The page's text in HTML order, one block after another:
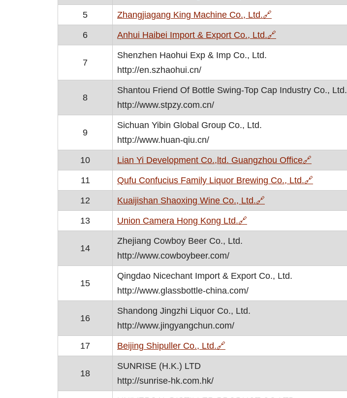
5 Zhangjiagang King Machine Co., Ltd.🔗
6 Anhui Haibei Import & Export Co., Ltd.🔗
7
Shenzhen Haohui Exp & Imp Co., Ltd.
http://en.szhaohui.cn/
8
Shantou Friend Of Bottle Swing-Top Cap Industry Co., Ltd.
http://www.stpzy.com.cn/
9
Sichuan Yibin Global Group Co., Ltd.
http://www.huan-qiu.cn/
10 Lian Yi Development Co.,ltd. Guangzhou Office🔗
11 Qufu Confucius Family Liquor Brewing Co., Ltd.🔗
12 Kuaijishan Shaoxing Wine Co., Ltd.🔗
13 Union Camera Hong Kong Ltd.🔗
14
Zhejiang Cowboy Beer Co., Ltd.
http://www.cowboybeer.com/
15
Qingdao Nicechant Import & Export Co., Ltd.
http://www.glassbottle-china.com/
16
Shandong Jingzhi Liquor Co., Ltd.
http://www.jingyangchun.com/
17 Beijing Shipuller Co., Ltd.🔗
18
SUNRISE (H.K.) LTD
http://sunrise-hk.com.hk/